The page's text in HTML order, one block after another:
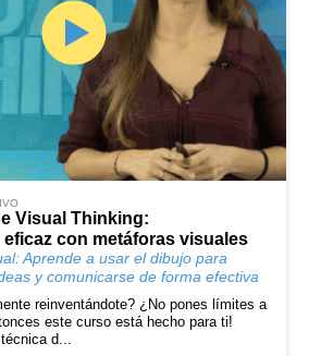
Visual Thinking:
con metáforas visuales
Aprende a usar el dibujo para
y comunicarse de forma efectiva
reinventándote? ¿No pones límites a
este curso está hecho para ti!
d...